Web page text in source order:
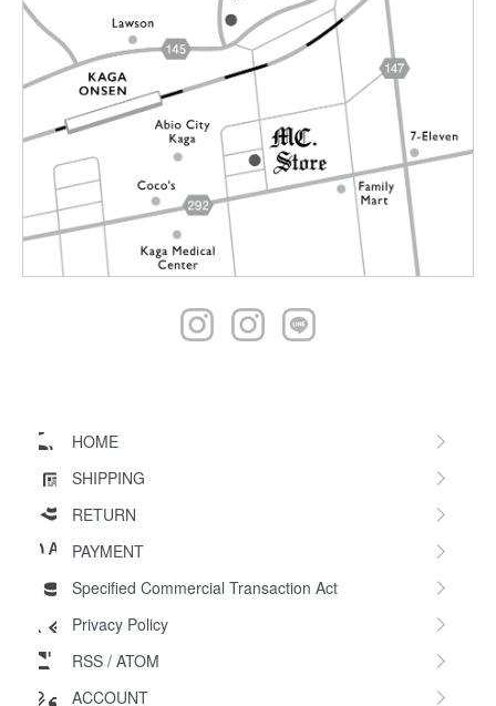
HOME
SHIPPING
RETURN
PAYMENT
Specified Commercial Transaction Act
Privacy Policy
RSS / ATOM
ACCOUNT